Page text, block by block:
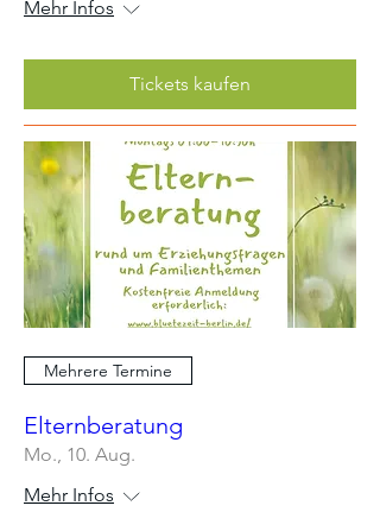
Mehr Infos
Tickets kaufen
Mehrere Termine
Elternberatung
Mo., 10. Aug.
Mehr Infos